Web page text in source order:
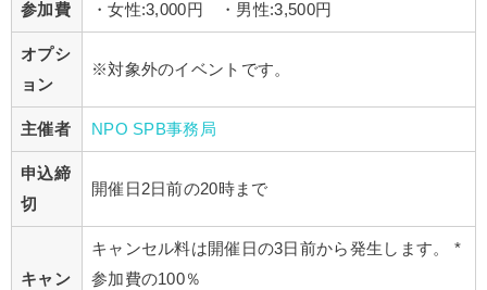
参加費 ・女性:3,000円 ・男性:3,500円
オプシ
ョン
※対象外のイベントです。
主催者 NPO SPB事務局
申込締
切
開催日2日前の20時まで
キャン
キャンセル料は開催日の3日前から発生します。 *
参加費の100％